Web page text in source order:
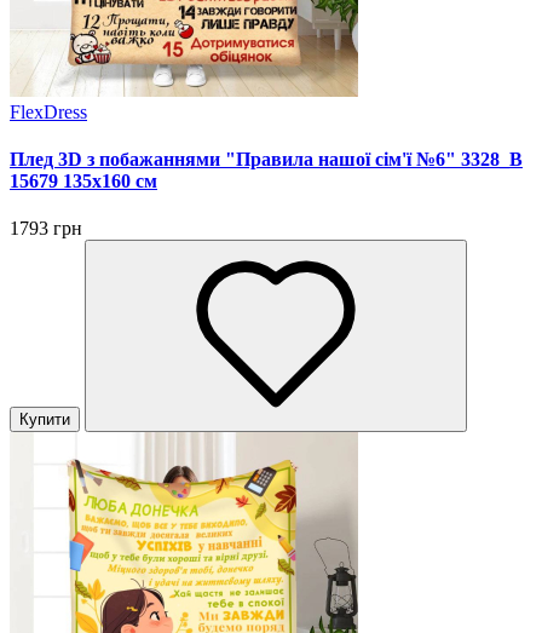
FlexDress
Плед 3D з побажаннями "Правила нашої сім'ї №6" 3328_B
15679 135х160 см
1793 грн
Купити